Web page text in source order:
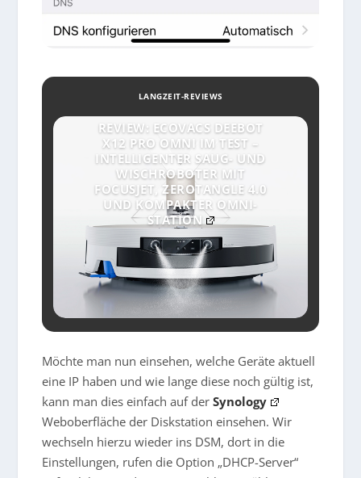
LANGZEIT-REVIEWS
REVIEW: ECOVACS DEEBOT
X12 PRO OMNI IM TEST –
INTELLIGENTER SAUG- UND
WISCHROBOTER MIT
FOCUSJET, ZEROTANGLE 4.0
UND KOMPAKTER OMNI-
STATION
Möchte man nun einsehen, welche Geräte aktuell
eine IP haben und wie lange diese noch gültig ist,
kann man dies einfach auf derSynology
Weboberfläche der Diskstation einsehen. Wir
wechseln hierzu wieder ins DSM, dort in die
Einstellungen, rufen die Option „DHCP-Server“